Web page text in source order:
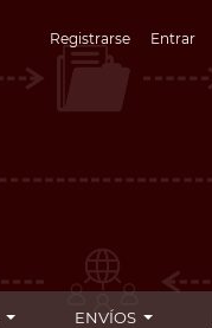
Registrarse Entrar
ENVÍOS